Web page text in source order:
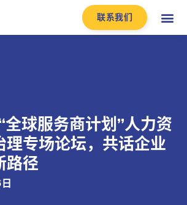
联系我们
全球服务商计划”人力资
理专场论坛，共话企业
路径